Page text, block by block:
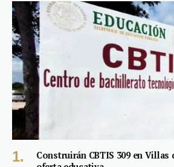
Construirán CBTIS 309 en Villas